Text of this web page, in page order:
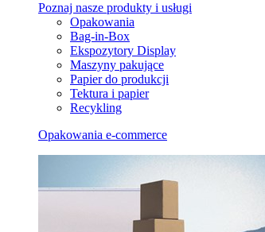
Poznaj nasze produkty i usługi
Opakowania
Bag-in-Box
Ekspozytory Display
Maszyny pakujące
Papier do produkcji
Tektura i papier
Recykling
Opakowania e-commerce